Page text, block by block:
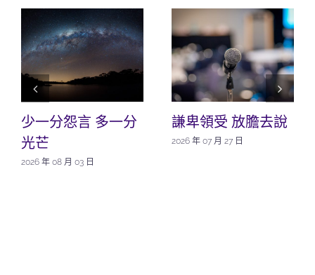
少一分怨言 多一分
光芒
2026 年 08 月 03 日
謙卑領受 放膽去說
2026 年 07 月 27 日